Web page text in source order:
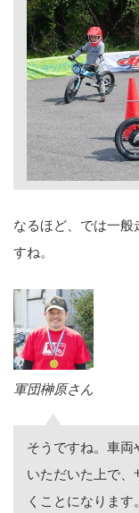
なるほど、では一
すね。
軍団榊原さん
そうですね。車
いただいた上で、
くことになります。